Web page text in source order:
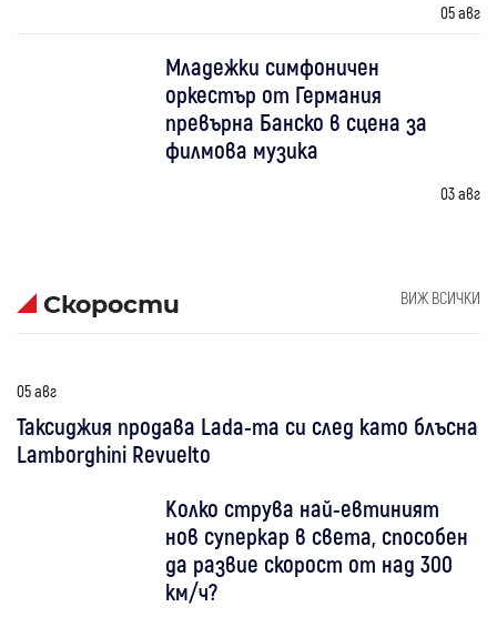
05 авг
Младежки симфоничен
оркестър от Германия
превърна Банско в сцена за
филмова музика
03 авг
Скорости ВИЖ ВСИЧКИ
05 авг
Таксиджия продава Lada-та си след като блъсна
Lamborghini Revuelto
Колко струва най-евтиният
нов суперкар в света, способен
да развие скорост от над 300
км/ч?